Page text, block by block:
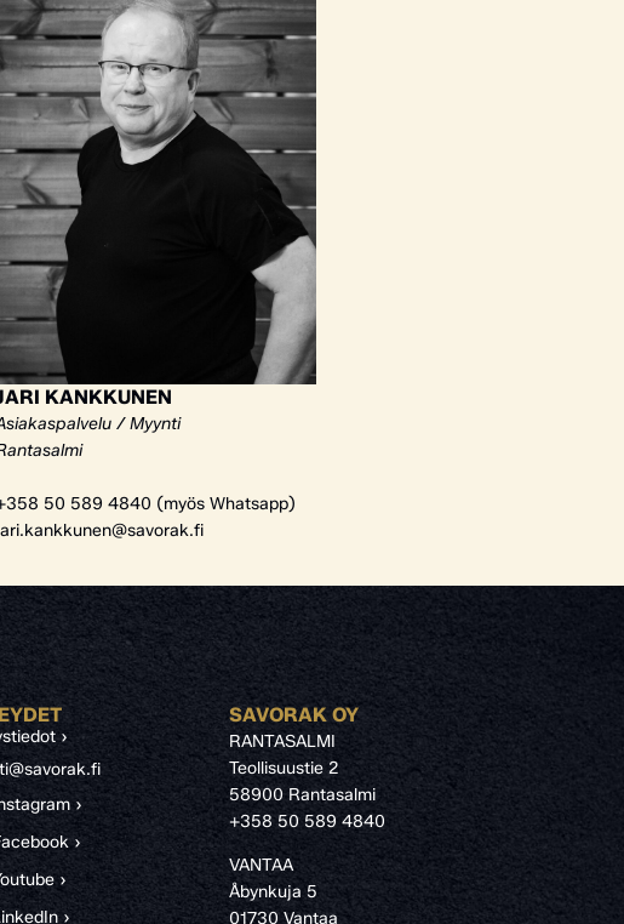
KANKKUNEN
/ Myynti
50 589 4840 (myös Whatsapp)
›
›
›
›
›
SAVORAK OY
RANTASALMI
Teollisuustie 2
58900 Rantasalmi
+358 50 589 4840
VANTAA
Åbynkuja 5
01730 Vantaa